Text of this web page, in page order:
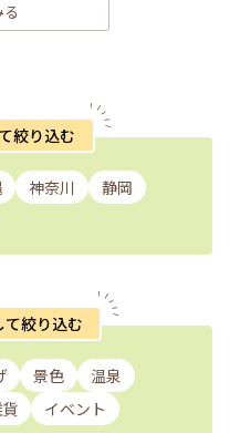
絞り込む
神奈川
静岡
て絞り込む
景色
温泉
イベント